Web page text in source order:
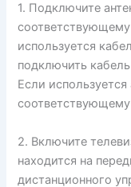
1. Подключите
используется
подключить
Если
2. Включите
находится на
дистанционного